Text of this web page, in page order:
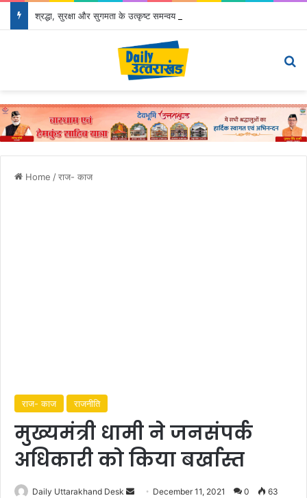
Home /राज- काज
राज- काज राजनीति
मुख्यमंत्री धामी ने जनसंपर्क
अधिकारी को किया बर्खास्त
Daily Uttarakhand Desk
Send December 11, 2021 0 63